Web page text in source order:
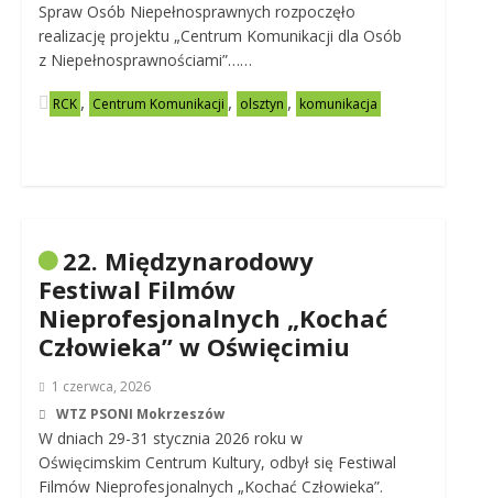
Spraw Osób Niepełnosprawnych rozpoczęło
realizację projektu „Centrum Komunikacji dla Osób
z Niepełnosprawnościami”……
RCK , Centrum Komunikacji , olsztyn , komunikacja
22. Międzynarodowy
Festiwal Filmów
Nieprofesjonalnych „Kochać
Człowieka” w Oświęcimiu
1 czerwca, 2026
WTZ PSONI Mokrzeszów
W dniach 29-31 stycznia 2026 roku w
Oświęcimskim Centrum Kultury, odbył się Festiwal
Filmów Nieprofesjonalnych „Kochać Człowieka”.